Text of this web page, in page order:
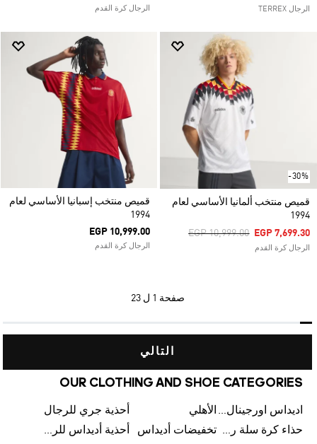
الرجال TERREX الرجال كرة القدم
-30%
قميص منتخب ألمانيا الأساسي لعام
1994
Price Reduced From
EGP 10,999.00ToEGP 7,699.30
الرجال كرة القدم
قميص منتخب إسبانيا الأساسي لعام
1994
EGP 10,999.00
الرجال كرة القدم
صفحة 1 ل 23
التالي
OUR CLOTHING AND SHOE CATEGORIES
اديداس اورجينال رجالي الأهلي
أحذية جري للرجال
حذاء كرة سلة رجالي تخفيضات أديداس
أحذية أديداس للرجال